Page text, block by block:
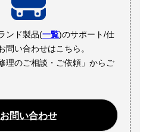
ンド製品(一覧)のサポート/仕
問い合わせはこちら。
理のご相談・ご依頼」からご
お問い合わせ